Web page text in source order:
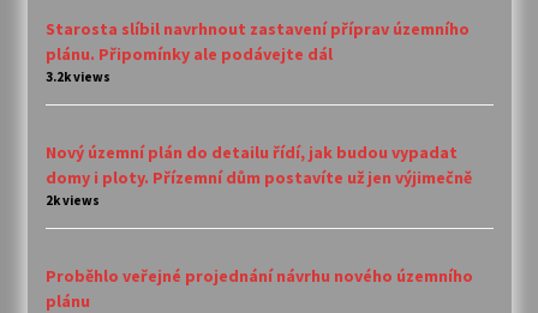
Starosta slíbil navrhnout zastavení příprav územního
plánu. Připomínky ale podávejte dál
3.2k views
Nový územní plán do detailu řídí, jak budou vypadat
domy i ploty. Přízemní dům postavíte už jen výjimečně
2k views
Proběhlo veřejné projednání návrhu nového územního
plánu